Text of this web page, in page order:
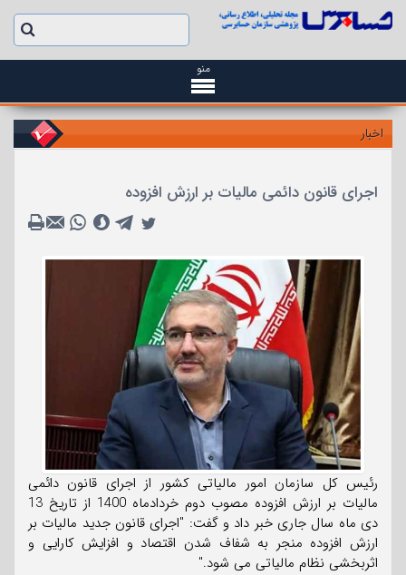
منو
اخبار
اجرای قانون دائمی مالیات بر ارزش افزوده
رئیس کل سازمان امور مالیاتی کشور از اجرای قانون دائمی
مالیات بر ارزش افزوده مصوب دوم خردادماه 1400 از تاریخ 13
دی ماه سال جاری خبر داد و گفت: "اجرای قانون جدید مالیات بر
ارزش افزوده منجر به شفاف شدن اقتصاد و افزایش کارایی و
اثربخشی نظام مالیاتی می شود."